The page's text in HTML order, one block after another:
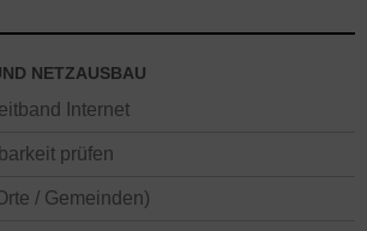
NETZAUSBAU
Internet
prüfen
/ Gemeinden)